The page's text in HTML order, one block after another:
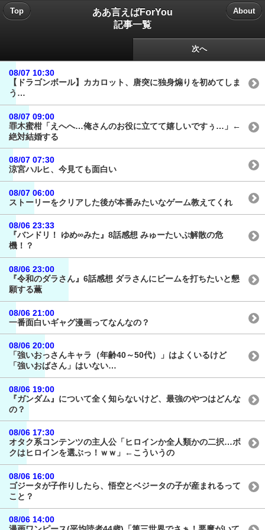
Top
ああ言えばForYou
記事一覧
About
次へ
08/07 10:30
【ドラゴンボール】カカロット、唐突に独身煽りを初めてしま
う…
08/07 09:00
罪木蜜柑「えへへ…俺さんのお役に立てて嬉しいですぅ…」←
絶対結婚する
08/07 07:30
涼宮ハルヒ、今見ても面白い
08/07 06:00
ストーリーをクリアした後が本番みたいなゲーム教えてくれ
08/06 23:33
『バンドリ！ ゆめ∞みた』8話感想 みゅーたいぷ解散の危
機！？
08/06 23:00
『令和のダラさん』6話感想 ダラさんにビームを打ちたいと懇
願する薫
08/06 21:00
一番面白いギャグ漫画ってなんなの？
08/06 20:00
「強いおっさんキャラ（年齢40～50代）」はよくいるけど
「強いおばさん」はいない…
08/06 19:00
『ガンダム』について全く知らないけど、最強のやつはどんな
の？
08/06 17:30
オタク系コンテンツの主人公「ヒロインか全人類かの二択…ボ
クはヒロインを選ぶっ！ｗｗ」←こういうの
08/06 16:00
ゴジータが子作りしたら、悟空とベジータの子が産まれるって
こと？
08/06 14:00